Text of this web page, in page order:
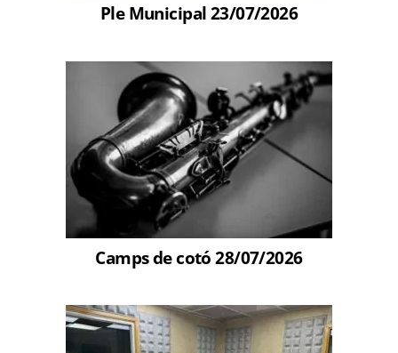
Ple Municipal 23/07/2026
Camps de cotó 28/07/2026